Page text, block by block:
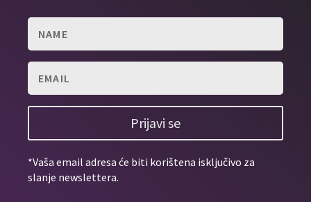
Prijavi se
*Vaša email adresa će biti korištena isključivo za
slanje newslettera.